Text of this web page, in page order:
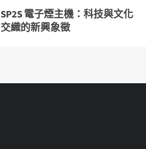
SP2S 電子煙主機：科技與文化
交織的新興象徵